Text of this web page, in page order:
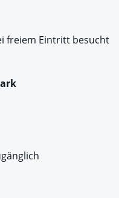
freiem Eintritt besucht